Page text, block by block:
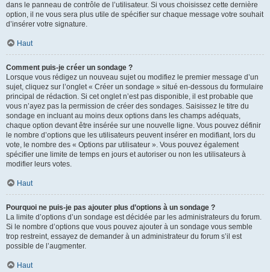
dans le panneau de contrôle de l’utilisateur. Si vous choisissez cette dernière
option, il ne vous sera plus utile de spécifier sur chaque message votre souhait
d’insérer votre signature.
Haut
Comment puis-je créer un sondage ?
Lorsque vous rédigez un nouveau sujet ou modifiez le premier message d’un
sujet, cliquez sur l’onglet « Créer un sondage » situé en-dessous du formulaire
principal de rédaction. Si cet onglet n’est pas disponible, il est probable que
vous n’ayez pas la permission de créer des sondages. Saisissez le titre du
sondage en incluant au moins deux options dans les champs adéquats,
chaque option devant être insérée sur une nouvelle ligne. Vous pouvez définir
le nombre d’options que les utilisateurs peuvent insérer en modifiant, lors du
vote, le nombre des « Options par utilisateur ». Vous pouvez également
spécifier une limite de temps en jours et autoriser ou non les utilisateurs à
modifier leurs votes.
Haut
Pourquoi ne puis-je pas ajouter plus d’options à un sondage ?
La limite d’options d’un sondage est décidée par les administrateurs du forum.
Si le nombre d’options que vous pouvez ajouter à un sondage vous semble
trop restreint, essayez de demander à un administrateur du forum s’il est
possible de l’augmenter.
Haut